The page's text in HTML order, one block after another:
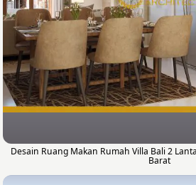
Desain Ruang Makan Rumah Villa Bali 2
Barat